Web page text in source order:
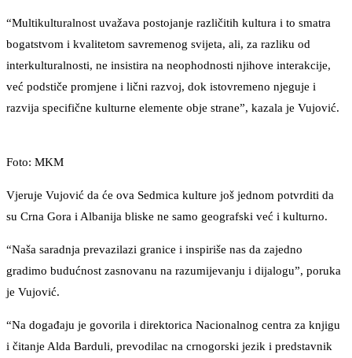
“Multikulturalnost uvažava postojanje različitih kultura i to smatra
bogatstvom i kvalitetom savremenog svijeta, ali, za razliku od
interkulturalnosti, ne insistira na neophodnosti njihove interakcije,
već podstiče promjene i lični razvoj, dok istovremeno njeguje i
razvija specifične kulturne elemente obje strane”, kazala je Vujović.
Foto: MKM
Vjeruje Vujović da će ova Sedmica kulture još jednom potvrditi da
su Crna Gora i Albanija bliske ne samo geografski već i kulturno.
“Naša saradnja prevazilazi granice i inspiriše nas da zajedno
gradimo budućnost zasnovanu na razumijevanju i dijalogu”, poruka
je Vujović.
“Na događaju je govorila i direktorica Nacionalnog centra za knjigu
i čitanje Alda Barduli, prevodilac na crnogorski jezik i predstavnik